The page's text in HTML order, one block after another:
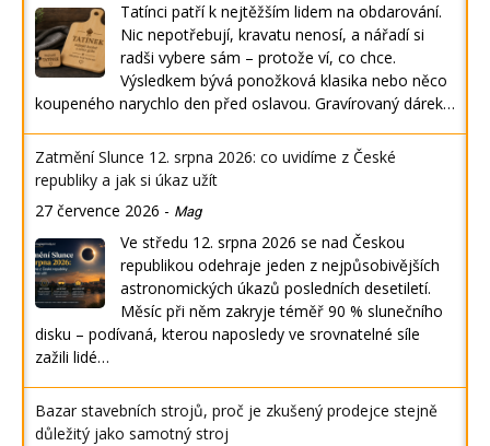
Tatínci patří k nejtěžším lidem na obdarování.
Nic nepotřebují, kravatu nenosí, a nářadí si
radši vybere sám – protože ví, co chce.
Výsledkem bývá ponožková klasika nebo něco
koupeného narychlo den před oslavou. Gravírovaný dárek…
Zatmění Slunce 12. srpna 2026: co uvidíme z České
republiky a jak si úkaz užít
27 července 2026 - Mag
Ve středu 12. srpna 2026 se nad Českou
republikou odehraje jeden z nejpůsobivějších
astronomických úkazů posledních desetiletí.
Měsíc při něm zakryje téměř 90 % slunečního
disku – podívaná, kterou naposledy ve srovnatelné síle
zažili lidé…
Bazar stavebních strojů, proč je zkušený prodejce stejně
důležitý jako samotný stroj